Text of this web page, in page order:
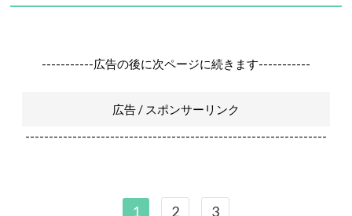
-----------広告の後に次ページに続きます-----------
広告 / スポンサーリンク
----------------------------------------------------------------
1 2 3